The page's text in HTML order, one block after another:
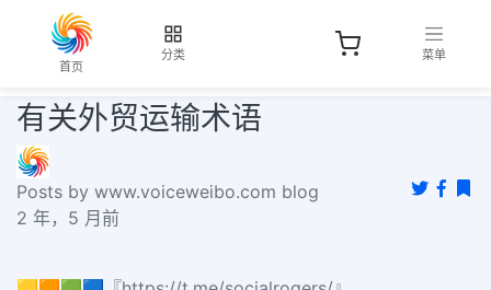
首页
分类 菜单
有关外贸运输术语
Posts by www.voiceweibo.com blog
2 年，5 月前